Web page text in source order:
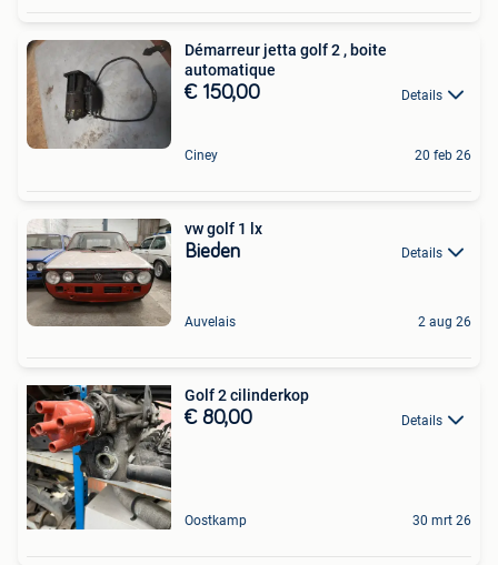
Démarreur jetta golf 2 , boite
automatique
€ 150,00 Details
Ciney 20 feb 26
vw golf 1 lx
Bieden Details
Auvelais 2 aug 26
Golf 2 cilinderkop
€ 80,00 Details
Oostkamp 30 mrt 26